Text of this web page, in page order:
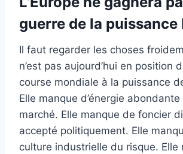
guerre de la puissance
Il faut regarder les choses
n’est pas aujourd’hui en position
course mondiale à la puissance
Elle manque d’énergie
marché. Elle manque de foncier
accepté politiquement. Elle
culture industrielle du risque. Elle